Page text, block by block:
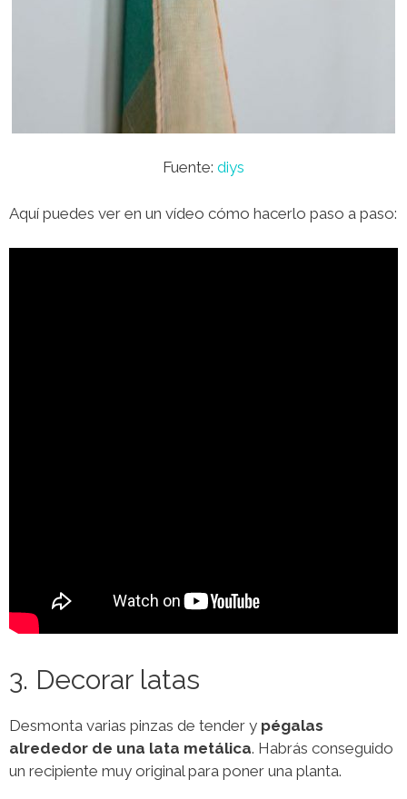
Fuente: diys
Aquí puedes ver en un vídeo cómo hacerlo paso a paso:
3. Decorar latas
Desmonta varias pinzas de tender y pégalas
alrededor de una lata metálica. Habrás conseguido
un recipiente muy original para poner una planta.